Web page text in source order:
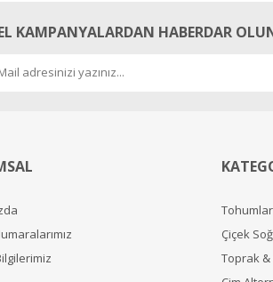
KAMPANYALARDAN HABERDAR
Tohumlar
Çiçek
Toprak